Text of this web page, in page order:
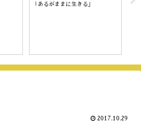
「あるがままに生きる」 陰
2017.10.29